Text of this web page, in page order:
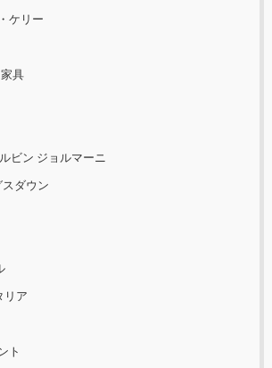
・ケリー
具
ルビン ジョルマーニ
スダウン
リア
ト